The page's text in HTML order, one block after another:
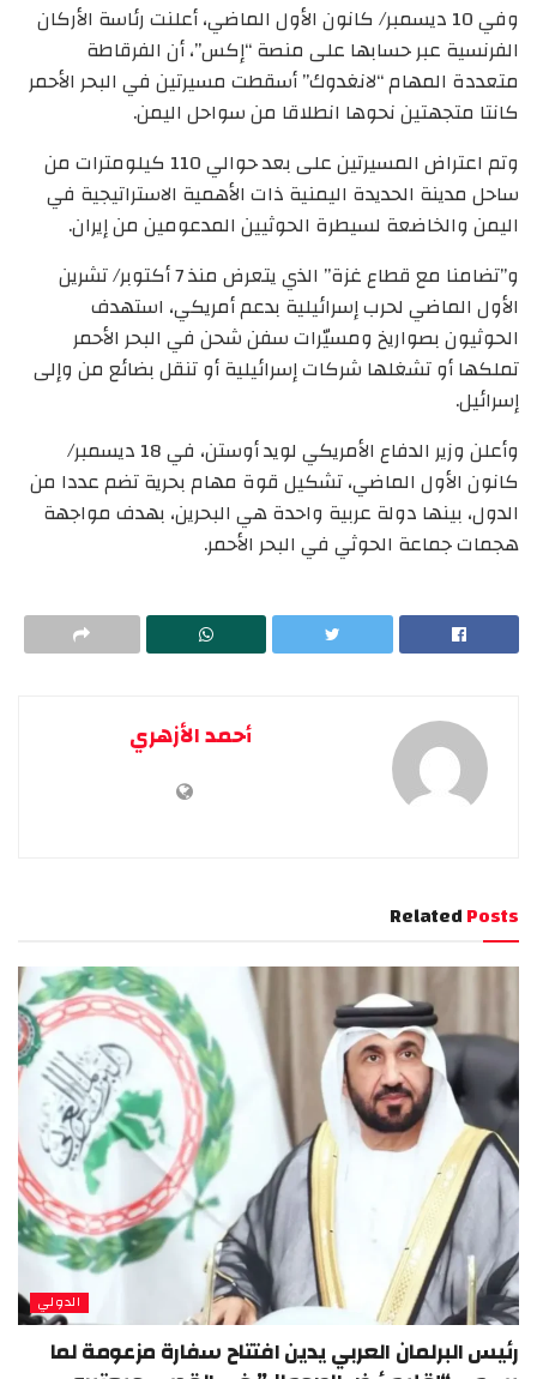
وفي 10 ديسمبر/ كانون الأول الماضي، أعلنت رئاسة الأركان
الفرنسية عبر حسابها على منصة “إكس”، أن الفرقاطة
متعددة المهام “لانغدوك” أسقطت مسيرتين في البحر الأحمر
كانتا متجهتين نحوها انطلاقا من سواحل اليمن.
وتم اعتراض المسيرتين على بعد حوالي 110 كيلومترات من
ساحل مدينة الحديدة اليمنية ذات الأهمية الاستراتيجية في
اليمن والخاضعة لسيطرة الحوثيين المدعومين من إيران.
و”تضامنا مع قطاع غزة” الذي يتعرض منذ 7 أكتوبر/ تشرين
الأول الماضي لحرب إسرائيلية بدعم أمريكي، استهدف
الحوثيون بصواريخ ومسيّرات سفن شحن في البحر الأحمر
تملكها أو تشغلها شركات إسرائيلية أو تنقل بضائع من وإلى
إسرائيل.
وأعلن وزير الدفاع الأمريكي لويد أوستن، في 18 ديسمبر/
كانون الأول الماضي، تشكيل قوة مهام بحرية تضم عددا من
الدول، بينها دولة عربية واحدة هي البحرين، بهدف مواجهة
هجمات جماعة الحوثي في البحر الأحمر.
أحمد الأزهري
RelatedPosts
الدولي
رئيس البرلمان العربي يدين افتتاح سفارة مزعومة لما